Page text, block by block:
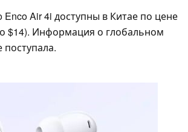
Air 4i доступны в Китае по цене
$14). Информация о глобальном
поступала.